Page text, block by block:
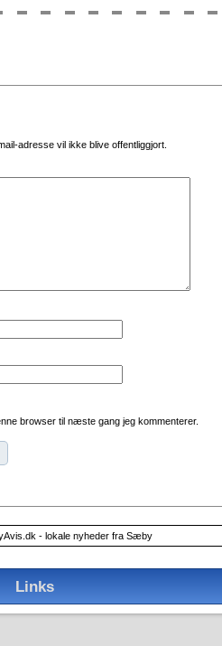
adresse vil ikke blive offentliggjort.
browser til næste gang jeg kommenterer.
- lokale nyheder fra Sæby
Links